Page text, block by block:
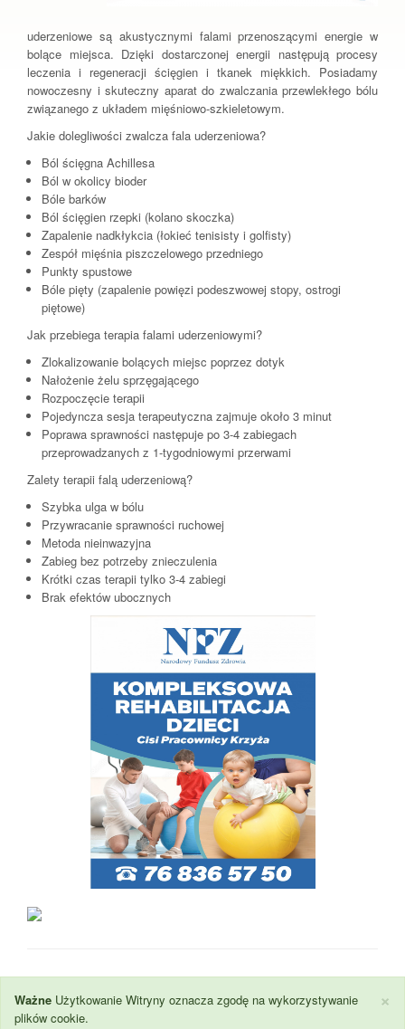
uderzeniowe są akustycznymi falami przenoszącymi energie w
bolące miejsca. Dzięki dostarczonej energii następują procesy
leczenia i regeneracji ścięgien i tkanek miękkich. Posiadamy
nowoczesny i skuteczny aparat do zwalczania przewlekłego bólu
związanego z układem mięśniowo-szkieletowym.
Jakie dolegliwości zwalcza fala uderzeniowa?
Ból ścięgna Achillesa
Ból w okolicy bioder
Bóle barków
Ból ścięgien rzepki (kolano skoczka)
Zapalenie nadkłykcia (łokieć tenisisty i golfisty)
Zespół mięśnia piszczelowego przedniego
Punkty spustowe
Bóle pięty (zapalenie powięzi podeszwowej stopy, ostrogi
piętowe)
Jak przebiega terapia falami uderzeniowymi?
Zlokalizowanie bolących miejsc poprzez dotyk
Nałożenie żelu sprzęgającego
Rozpoczęcie terapii
Pojedyncza sesja terapeutyczna zajmuje około 3 minut
Poprawa sprawności następuje po 3-4 zabiegach
przeprowadzanych z 1-tygodniowymi przerwami
Zalety terapii falą uderzeniową?
Szybka ulga w bólu
Przywracanie sprawności ruchowej
Metoda nieinwazyjna
Zabieg bez potrzeby znieczulenia
Krótki czas terapii tylko 3-4 zabiegi
Brak efektów ubocznych
×
Ważne Użytkowanie Witryny oznacza zgodę na wykorzystywanie
plików cookie.